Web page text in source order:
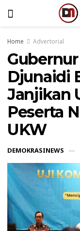
Home Advertorial
Djunaidi
Janjikan
Peserta
UKW
DEMOKRASINEWS